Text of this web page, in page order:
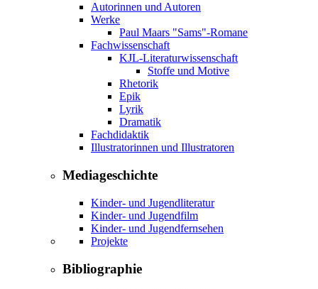
Autorinnen und Autoren
Werke
Paul Maars "Sams"-Romane
Fachwissenschaft
KJL-Literaturwissenschaft
Stoffe und Motive
Rhetorik
Epik
Lyrik
Dramatik
Fachdidaktik
Illustratorinnen und Illustratoren
Mediageschichte
Kinder- und Jugendliteratur
Kinder- und Jugendfilm
Kinder- und Jugendfernsehen
Projekte
Bibliographie